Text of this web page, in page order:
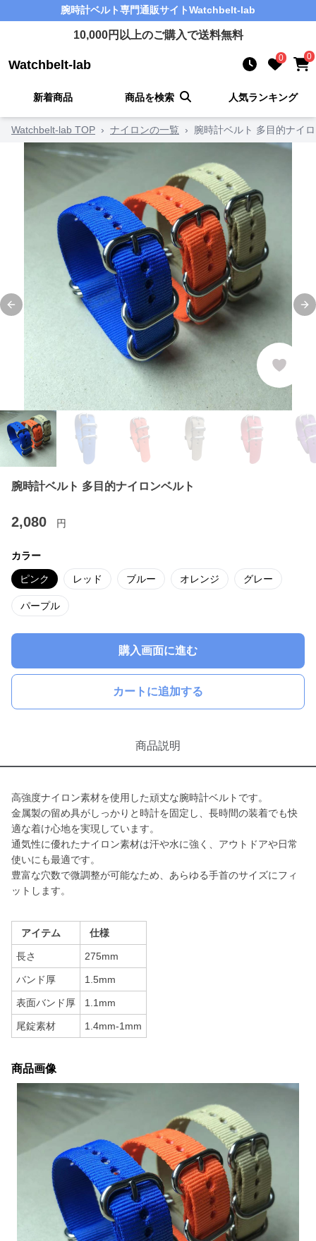
腕時計ベルト専門通販サイトWatchbelt-lab
10,000円以上のご購入で送料無料
Watchbelt-lab 0 0
新着商品 商品を検索 人気ランキング
Watchbelt-lab TOP › ナイロンの一覧 › 腕時計ベルト 多目的ナイ
Previous slide
腕時計ベルト 多目的ナイロンベルト
2,080 円
カラー
ピンク レッド ブルー オレンジ グレー
パープル
購入画面に進む
カートに追加する
商品説明
高強度ナイロン素材を使用した頑丈な腕時計ベルトです。
金属製の留め具がしっかりと時計を固定し、長時間の装着でも快
適な着け心地を実現しています。
通気性に優れたナイロン素材は汗や水に強く、アウトドアや日常
使いにも最適です。
豊富な穴数で微調整が可能なため、あらゆる手首のサイズにフィ
ットします。
アイテム 仕様
長さ 275mm
バンド厚 1.5mm
表面バンド厚 1.1mm
尾錠素材 1.4mm-1mm
商品画像